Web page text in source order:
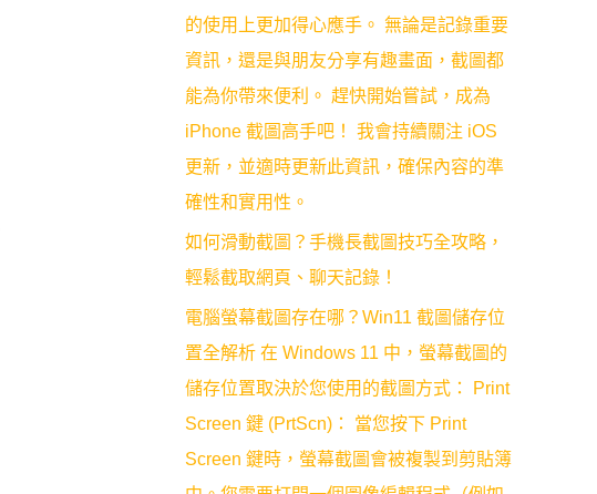
的使用上更加得心應手。 無論是記錄重要
資訊，還是與朋友分享有趣畫面，截圖都
能為你帶來便利。 趕快開始嘗試，成為
iPhone 截圖高手吧！ 我會持續關注 iOS
更新，並適時更新此資訊，確保內容的準
確性和實用性。
如何滑動截圖？手機長截圖技巧全攻略，
輕鬆截取網頁、聊天記錄！
電腦螢幕截圖存在哪？Win11 截圖儲存位
置全解析 在 Windows 11 中，螢幕截圖的
儲存位置取決於您使用的截圖方式： Print
Screen 鍵 (PrtScn)： 當您按下 Print
Screen 鍵時，螢幕截圖會被複製到剪貼簿